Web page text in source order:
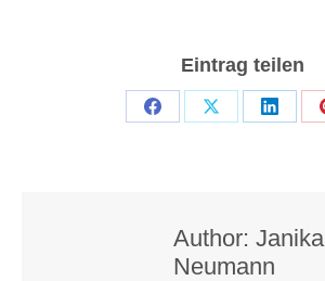
Eintrag teilen
Share
Share
Share
Author: Janika
Neumann